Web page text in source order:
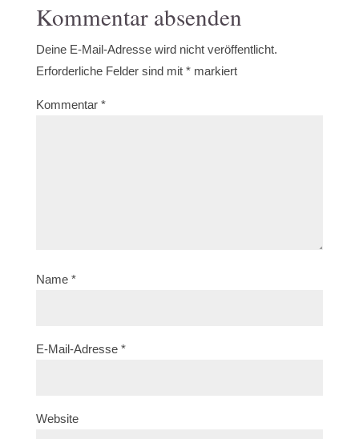
Kommentar absenden
Deine E-Mail-Adresse wird nicht veröffentlicht.
Erforderliche Felder sind mit *markiert
Kommentar *
Name *
E-Mail-Adresse *
Website